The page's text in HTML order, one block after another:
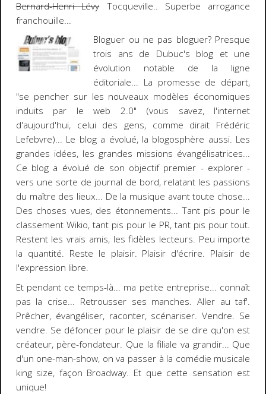
Bernard-Henri LévyTocqueville.. Superbe arrogance
franchouille...
Bloguer ou ne pas bloguer?Presque
trois ans de Dubuc's blog et une
évolution notable de la ligne
éditoriale... La promesse de départ,
"se pencher sur les nouveaux modèles économiques
induits par le web 2.0" (vous savez, l'internet
d'aujourd'hui, celui des gens, comme dirait Frédéric
Lefebvre)... Le blog a évolué, la blogosphère aussi. Les
grandes idées, les grandes missions évangélisatrices...
Ce blog a évolué de son objectif premier - explorer -
vers une sorte de journal de bord, relatant les passions
du maître des lieux... De la musique avant toute chose...
Des choses vues, des étonnements... Tant pis pour le
classement Wikio, tant pis pour le PR, tant pis pour tout.
Restent les vrais amis, les fidèles lecteurs. Peu importe
la quantité. Reste le plaisir. Plaisir d'écrire. Plaisir de
l'expression libre.
Et pendant ce temps-là... ma petite entreprise... connaît
pas la crise... Retrousser ses manches. Aller au taf'.
Prêcher, évangéliser, raconter, scénariser. Vendre. Se
vendre. Se défoncer pour le plaisir de se dire qu'on est
créateur, père-fondateur. Que la filiale va grandir... Que
d'un one-man-show, on va passer à la comédie musicale
king size, façon Broadway. Et que cette sensation est
unique!